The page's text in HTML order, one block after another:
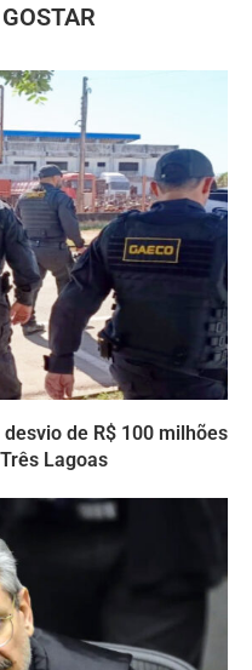
de R$ 100 milhões
Lagoas